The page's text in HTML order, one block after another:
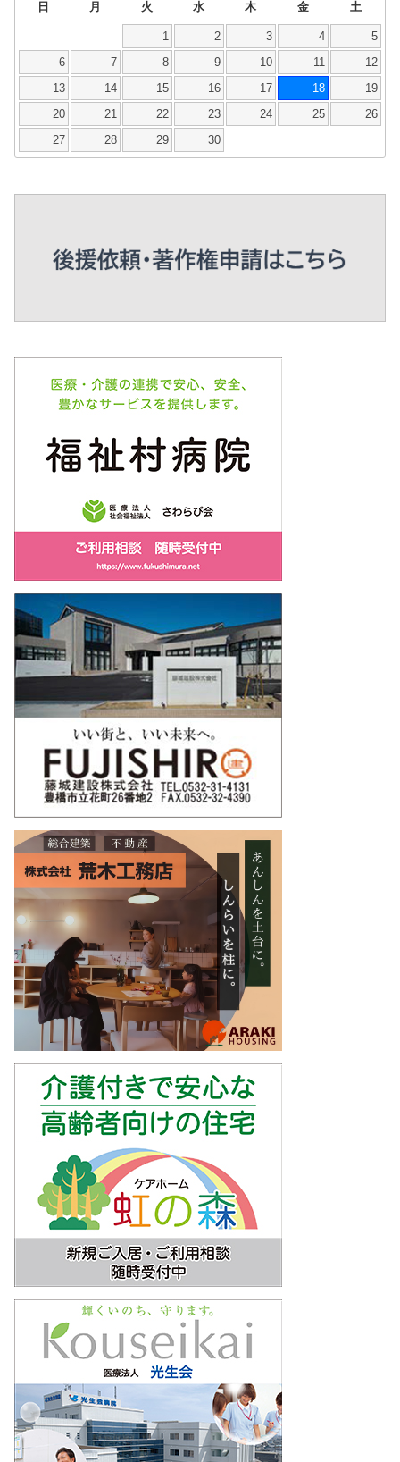
日 月 火 水 木 金 土
1 2 3 4 5
6 7 8 9 10 11 12
13 14 15 16 17 18 19
20 21 22 23 24 25 26
27 28 29 30